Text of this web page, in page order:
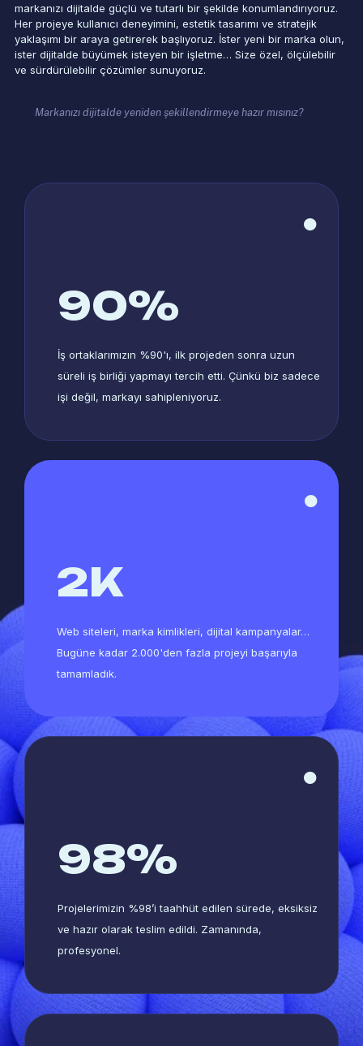
markanızı dijitalde güçlü ve tutarlı bir şekilde konumlandırıyoruz.
Her projeye kullanıcı deneyimini, estetik tasarımı ve stratejik
yaklaşımı bir araya getirerek başlıyoruz. İster yeni bir marka olun,
ister dijitalde büyümek isteyen bir işletme… Size özel, ölçülebilir
ve sürdürülebilir çözümler sunuyoruz.
Markanızı dijitalde yeniden şekillendirmeye hazır mısınız?
90%
İş ortaklarımızın %90'ı, ilk projeden sonra uzun
süreli iş birliği yapmayı tercih etti. Çünkü biz sadece
işi değil, markayı sahipleniyoruz.
2K
Web siteleri, marka kimlikleri, dijital kampanyalar…
Bugüne kadar 2.000'den fazla projeyi başarıyla
tamamladık.
98%
Projelerimizin %98’i taahhüt edilen sürede, eksiksiz
ve hazır olarak teslim edildi. Zamanında,
profesyonel.